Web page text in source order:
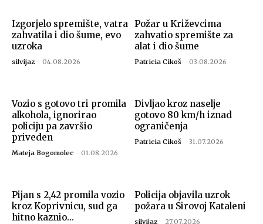
Izgorjelo spremište, vatra
zahvatila i dio šume, evo
uzroka
silvijaz - 04.08.2026
Požar u Križevcima
zahvatio spremište za
alat i dio šume
Patricia Cikoš - 03.08.2026
Vozio s gotovo tri promila
alkohola, ignorirao
policiju pa završio
priveden
Mateja Bogomolec - 01.08.2026
Divljao kroz naselje
gotovo 80 km/h iznad
ograničenja
Patricia Cikoš - 31.07.2026
Pijan s 2,42 promila vozio
kroz Koprivnicu, sud ga
hitno kaznio...
Policija objavila uzrok
požara u Sirovoj Kataleni
silvijaz - 27.07.2026